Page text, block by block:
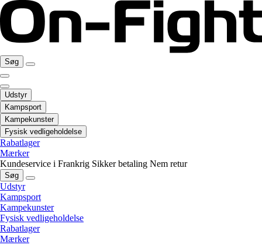
Søg
Udstyr
Kampsport
Kampekunster
Fysisk vedligeholdelse
Rabatlager
Mærker
Kundeservice i Frankrig Sikker betaling Nem retur
Søg
Udstyr
Kampsport
Kampekunster
Fysisk vedligeholdelse
Rabatlager
Mærker